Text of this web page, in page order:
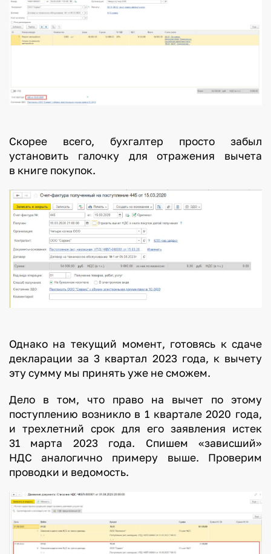
Скорее всего, бухгалтер просто забыл
установить галочку для отражения вычета
в книге покупок.
Однако на текущий момент, готовясь к сдаче
декларации за 3 квартал 2023 года, к вычету
эту сумму мы принять уже не сможем.
Дело в том, что право на вычет по этому
поступлению возникло в 1 квартале 2020 года,
и трехлетний срок для его заявления истек
31 марта 2023 года. Спишем «зависший»
НДС аналогично примеру выше. Проверим
проводки и ведомость.